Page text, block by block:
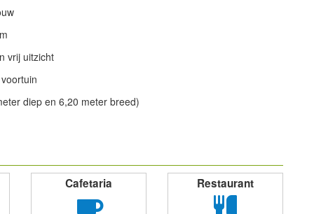
vrij uitzicht
diep en 6,20 meter breed)
Cafetaria Restaurant